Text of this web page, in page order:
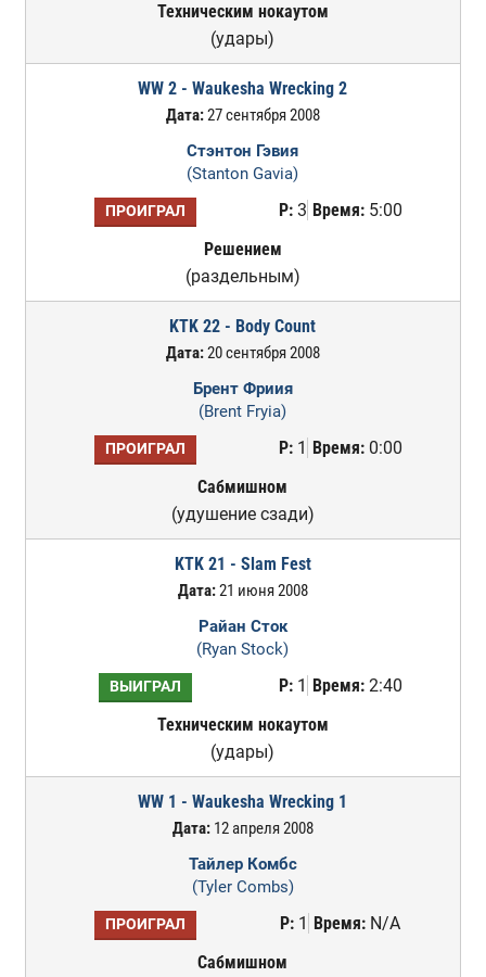
Техническим нокаутом
(удары)
WW 2 - Waukesha Wrecking 2
Дата:27 сентября 2008
Стэнтон Гэвия
(Stanton Gavia)
ПРОИГРАЛ Р:3 Время:5:00
Решением
(раздельным)
KTK 22 - Body Count
Дата:20 сентября 2008
Брент Фриия
(Brent Fryia)
ПРОИГРАЛ Р:1 Время:0:00
Сабмишном
(удушение сзади)
KTK 21 - Slam Fest
Дата:21 июня 2008
Райан Сток
(Ryan Stock)
ВЫИГРАЛ Р:1 Время:2:40
Техническим нокаутом
(удары)
WW 1 - Waukesha Wrecking 1
Дата:12 апреля 2008
Тайлер Комбс
(Tyler Combs)
ПРОИГРАЛ Р: 1 Время: N/A
Сабмишном